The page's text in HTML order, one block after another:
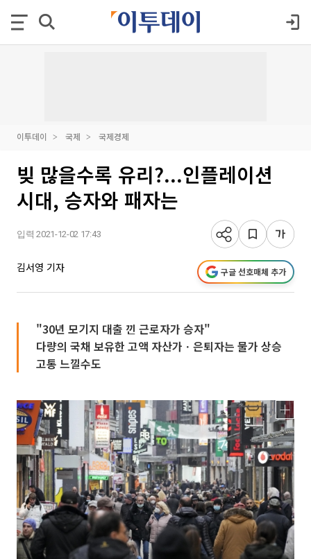
이투데이 국제 국제경제
빚 많을수록 유리?...인플레이션
시대, 승자와 패자는
입력 2021-12-02 17:43
김서영 기자 구글 선호매체 추가
"30년 모기지 대출 낀 근로자가 승자"
다량의 국채 보유한 고액 자산가ㆍ은퇴자는 물가 상승
고통 느낄수도